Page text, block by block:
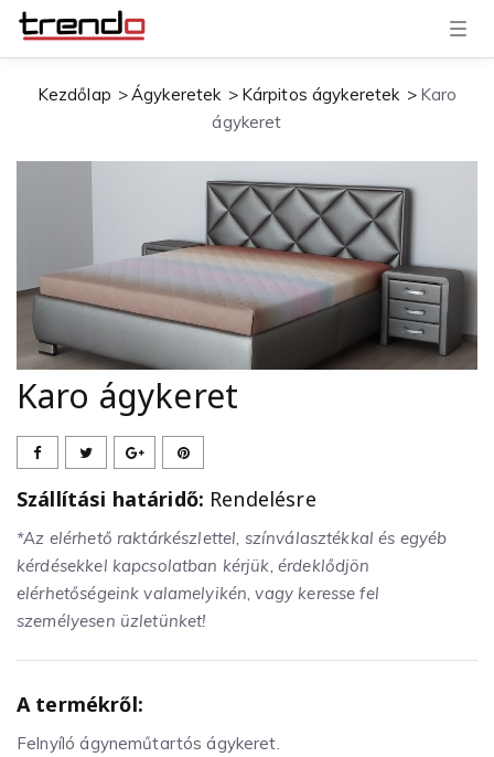
T
g
v
n
Kezdőlap Ágykeretek Kárpitos ágykeretek
Karo
ágykeret
Karo ágykeret
Szállítási határidő: Rendelésre
*Az elérhető raktárkészlettel, színválasztékkal és egyéb
kérdésekkel kapcsolatban kérjük, érdeklődjön
elérhetőségeink valamelyikén, vagy keresse fel
személyesen üzletünket!
A termékről:
Felnyíló ágyneműtartós ágykeret.